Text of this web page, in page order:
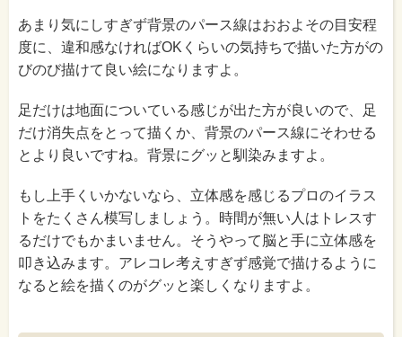
あまり気にしすぎず背景のパース線はおおよその目安程
度に、違和感なければOKくらいの気持ちで描いた方がの
びのび描けて良い絵になりますよ。
足だけは地面についている感じが出た方が良いので、足
だけ消失点をとって描くか、背景のパース線にそわせる
とより良いですね。背景にグッと馴染みますよ。
もし上手くいかないなら、立体感を感じるプロのイラス
トをたくさん模写しましょう。時間が無い人はトレスす
るだけでもかまいません。そうやって脳と手に立体感を
叩き込みます。アレコレ考えすぎず感覚で描けるように
なると絵を描くのがグッと楽しくなりますよ。